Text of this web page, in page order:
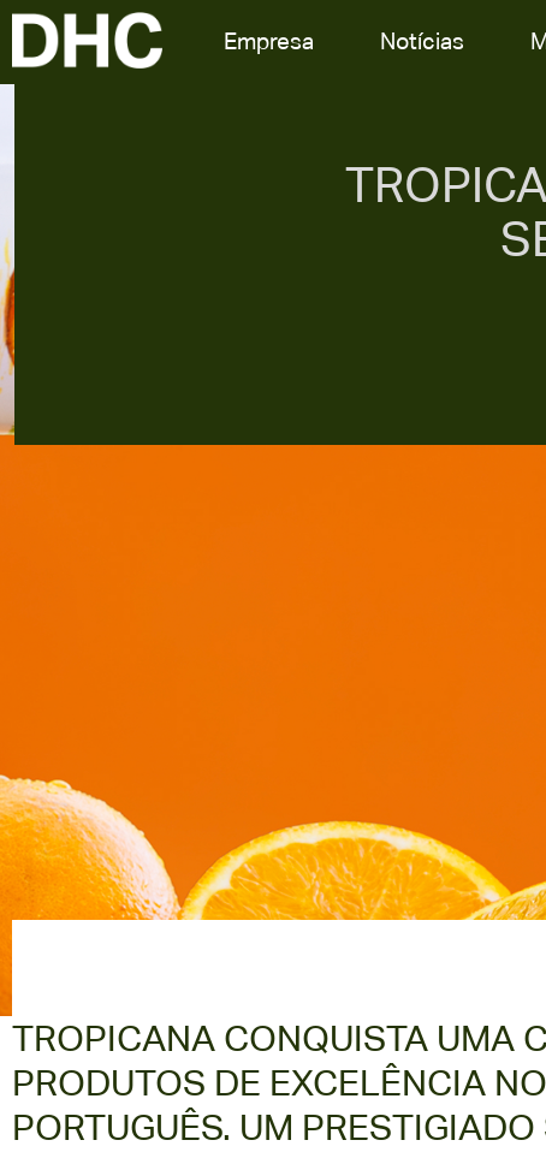
Empresa Notícias
TROPICANA CONQUISTA UMA
PRODUTOS DE EXCELÊNCIA
PORTUGUÊS. UM